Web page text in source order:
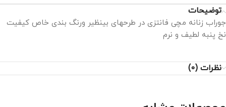
توضیحات
جوراب زنانه مچی فانتزی در طرحهای بینظیر ورنگ بندی خاص کیفیت
نخ پنبه لطیف و نرم
نظرات (0)